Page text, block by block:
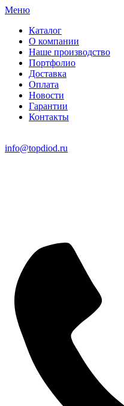
Меню
Каталог
О компании
Наше производство
Портфолио
Доставка
Оплата
Новости
Гарантии
Контакты
info@topdiod.ru